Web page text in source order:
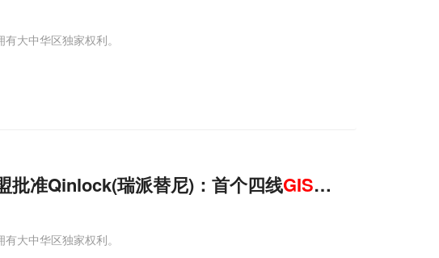
大中华区独家权利。
批准Qinlock(瑞派替尼)：首个四线GIST药物，已在中
大中华区独家权利。